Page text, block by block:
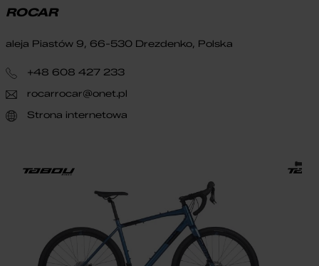
ROCAR
aleja Piastów 9, 66-530 Drezdenko, Polska
+48 608 427 233
rocarrocar@onet.pl
Strona internetowa